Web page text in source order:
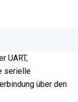
UART,
serielle
über den